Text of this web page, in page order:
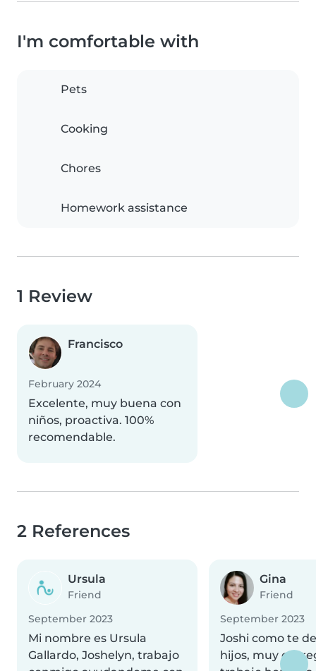
I'm comfortable with
Pets
Cooking
Chores
Homework assistance
1 Review
Francisco
February 2024
Excelente, muy buena con
niños, proactiva. 100%
recomendable.
2 References
Ursula
Friend
September 2023
Mi nombre es Ursula
Gallardo, Joshelyn, trabajo
Gina
Friend
September 2023
Joshi como te
hijos, muy